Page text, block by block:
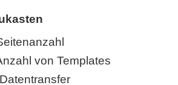
von Templates